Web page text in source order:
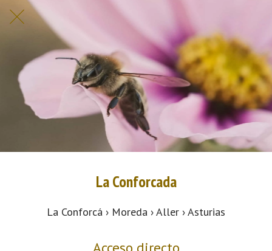
La Conforcada
La Conforcá › Moreda › Aller › Asturias
Acceso directo